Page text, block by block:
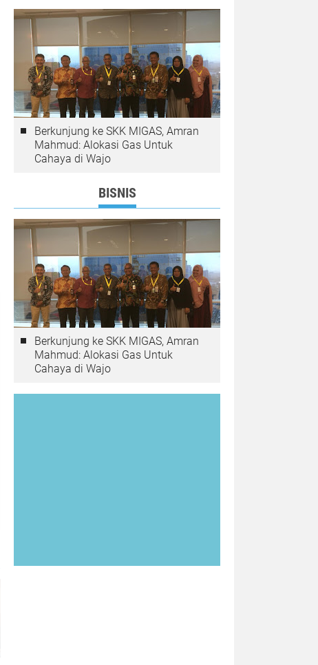
Berkunjung ke SKK MIGAS, Amran
Mahmud: Alokasi Gas Untuk
Cahaya di Wajo
BISNIS
Berkunjung ke SKK MIGAS, Amran
Mahmud: Alokasi Gas Untuk
Cahaya di Wajo